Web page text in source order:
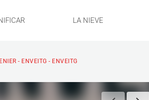
LA NIEVE
- ENVEITG - ENVEITG